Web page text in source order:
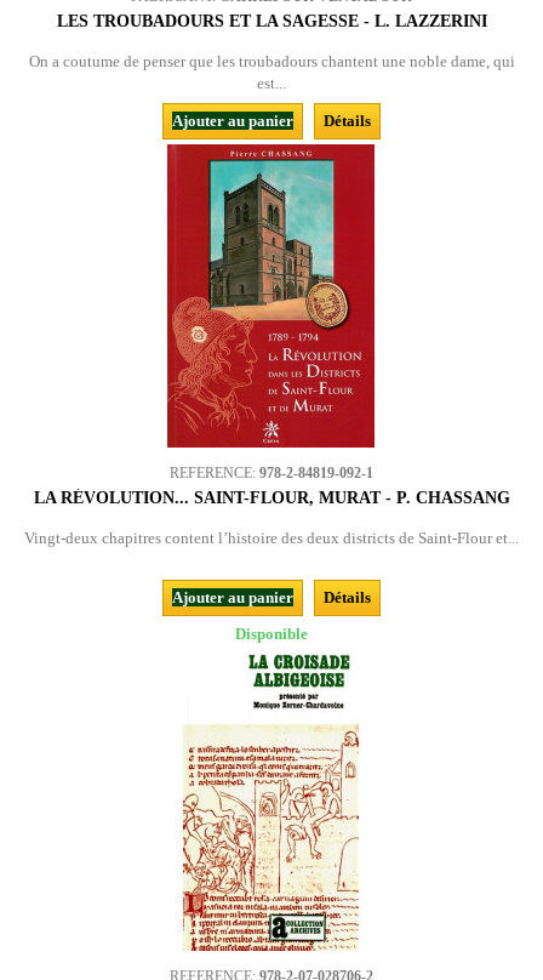
LES TROUBADOURS ET LA SAGESSE - L. LAZZERINI
On a coutume de penser que les troubadours chantent une noble dame, qui
est...
Ajouter au panier Détails
REFERENCE: 978-2-84819-092-1
LA RÉVOLUTION... SAINT-FLOUR, MURAT - P. CHASSANG
Vingt-deux chapitres content l’histoire des deux districts de Saint-Flour et...
Ajouter au panier
Détails
Disponible
REFERENCE: 978-2-07-028706-2